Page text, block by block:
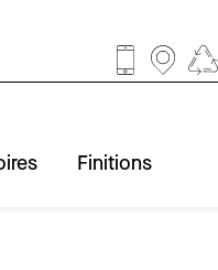
Finitions